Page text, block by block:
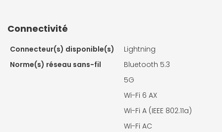
Connectivité
Connecteur(s) disponible(s)
Lightning
Norme(s) réseau sans-fil
Bluetooth 5.3
5G
Wi-Fi 6 AX
Wi-Fi A (IEEE 802.11a)
Wi-Fi AC